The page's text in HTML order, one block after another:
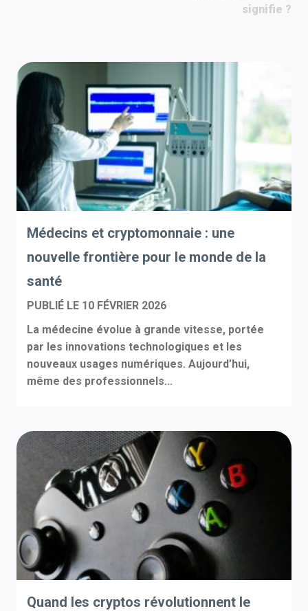
signifie ?
Médecins et cryptomonnaie : une
nouvelle frontière pour le monde de la
santé
PUBLIÉ LE 10 FÉVRIER 2026
La médecine évolue à grande vitesse, portée
par les innovations technologiques et les
nouveaux usages numériques. Aujourd’hui,
même des professionnels...
Quand les cryptos révolutionnent le